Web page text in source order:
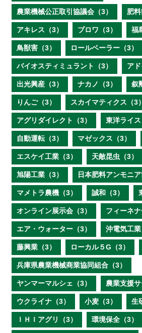
農業機械公正取引協議会（3） 肥料
アキレス（3） ブロワ（3） 福
鳥獣害（3） ロールベーラー（3）
バイオスティミュラント（3） ア
出光興産（3） ナカノ（3） 叙
りんご（3） スカイマティクス（3）
アグリダイレクト（3） 東洋ライス
自動運転（3） マゼックス（3）
エスケイ工業（3） 天敵昆虫（3）
旭陽工業（3） 日本肥料アンモニア
マメトラ農機（3） 誠和（3）
オンライン展示会（3） フィーネナ
エア・ウォーター（3） 沖電気工業
藤興業（3） ローカル５G（3）
兵庫県農業機械商業協同組合（3）
ヤンマーマルシェ（3） 農業支援サ
ウクライナ（3） 小麦（3） 生
ＩＨＩアグリ（3） 環境保全（3）